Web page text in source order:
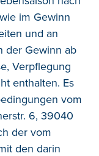
im Gewinn
und an
der Gewinn ab
Verpflegung
enthalten. Es
vom
6, 39040
der vom
den darin